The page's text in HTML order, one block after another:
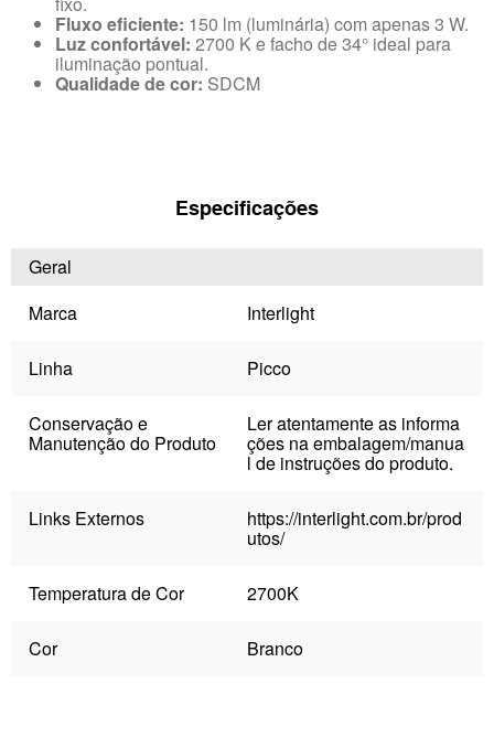
Fluxo eficiente: 150 lm (luminária) com apenas 3 W.
Luz confortável: 2700 K e facho de 34° ideal para
iluminação pontual.
Qualidade de cor: SDCM
Especificações
Geral
Marca
Interlight
Linha Picco
Conservação e
Manutenção do Produto
Ler atentamente as informa
ções na embalagem/manua
l de instruções do produto.
Links Externos https://interlight.com.br/prod
utos/
Temperatura de Cor 2700K
Cor Branco